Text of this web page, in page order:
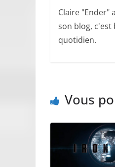
Claire "Ender"
son blog, c'est
quotidien.
Vous